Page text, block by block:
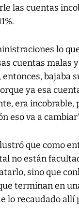
las cuentas
lo
cuentas malas
entonces, bajaba
ya esa
era incobrable,
eso va a
que como
no están
sino que
terminan en
lo recaudado allí